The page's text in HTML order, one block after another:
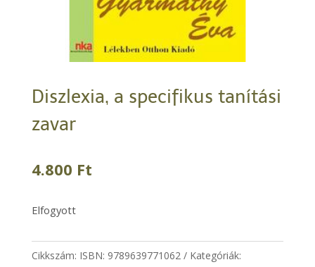
Diszlexia, a specifikus tanítási
zavar
4.800 Ft
Elfogyott
Cikkszám: ISBN: 9789639771062
Kategóriák: